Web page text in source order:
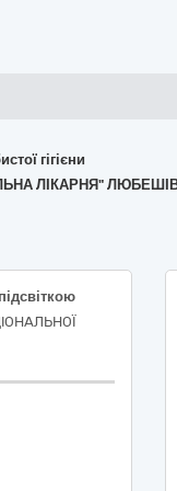
гігієни
ЛІКАРНЯ"